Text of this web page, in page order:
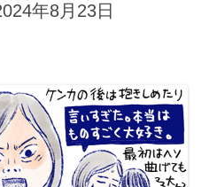
年8月23日